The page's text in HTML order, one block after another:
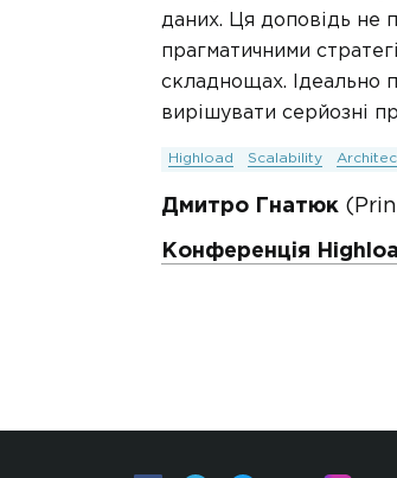
даних. Ця доповідь не
прагматичними
складнощах. Ідеально
вирішувати серйозні
Highload Scalability
Дмитро Гнатюк
Конференція